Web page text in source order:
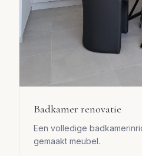
Badkamer renovatie
Een volledige
gemaakt meubel.